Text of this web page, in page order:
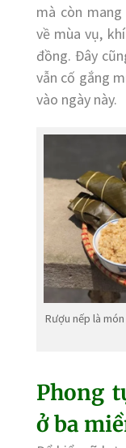
mà còn
về mùa vụ,
đồng. Đây
vẫn cố gắng
vào ngày này.
Rượu nếp là
Phong
ở ba